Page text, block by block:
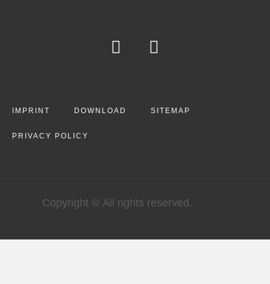
IMPRINT DOWNLOAD SITEMAP
PRIVACY POLICY
Copyright © All rights reserved.